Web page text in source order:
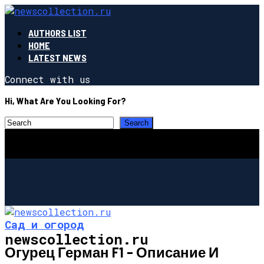
AUTHORS LIST
HOME
LATEST NEWS
Connect with us
Hi, What Are You Looking For?
newscollection.ru
Сад и огород
Огурец Герман F1 – Описание И